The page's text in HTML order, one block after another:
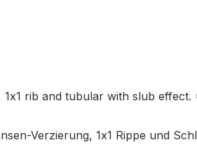
rib and tubular with slub effect.
Verzierung, 1x1 Rippe und